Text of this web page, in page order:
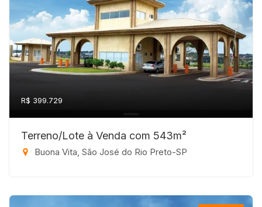
R$ 399.729
Terreno/Lote à Venda com 543m²
Buona Vita, São José do Rio Preto-SP